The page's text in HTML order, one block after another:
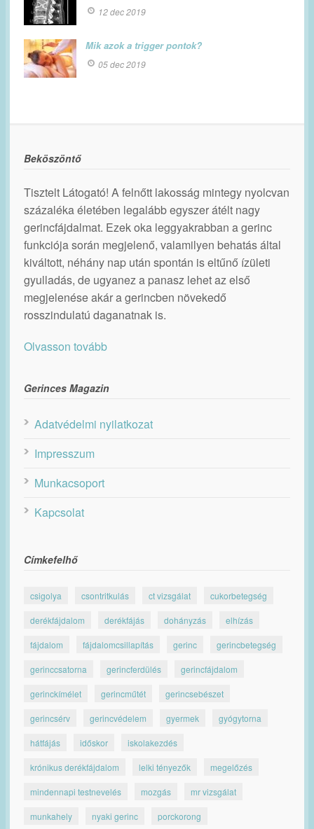
12 dec 2019
Mik azok a trigger pontok?
05 dec 2019
Beköszöntő
Tisztelt Látogató! A felnőtt lakosság mintegy nyolcvan
százaléka életében legalább egyszer átélt nagy
gerincfájdalmat. Ezek oka leggyakrabban a gerinc
funkciója során megjelenő, valamilyen behatás által
kiváltott, néhány nap után spontán is eltűnő ízületi
gyulladás, de ugyanez a panasz lehet az első
megjelenése akár a gerincben növekedő
rosszindulatú daganatnak is.
Olvasson tovább
Gerinces Magazin
Adatvédelmi nyilatkozat
Impresszum
Munkacsoport
Kapcsolat
Címkefelhő
csigolya csontritkulás ct vizsgálat cukorbetegség
derékfájdalom derékfájás dohányzás elhízás
fájdalom fájdalomcsillapítás gerinc gerincbetegség
gerinccsatorna gerincferdülés gerincfájdalom
gerinckímélet gerincműtét gerincsebészet
gerincsérv gerincvédelem gyermek gyógytorna
hátfájás időskor iskolakezdés
krónikus derékfájdalom lelki tényezők megelőzés
mindennapi testnevelés mozgás mr vizsgálat
munkahely nyaki gerinc porckorong